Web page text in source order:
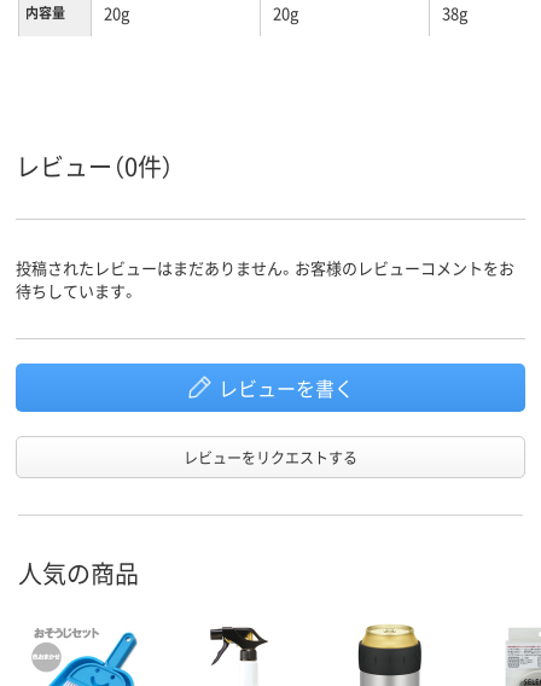
内容量 20g 20g 38g
レビュー（0件）
投稿されたレビューはまだありません。お客様のレビューコメントをお
待ちしています。
レビューを書く
レビューをリクエストする
人気の商品